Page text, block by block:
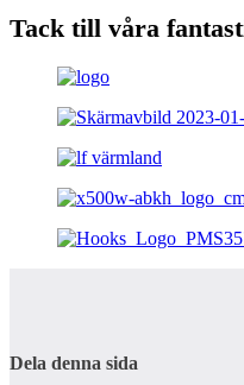
Tack till våra
Dela denna sida